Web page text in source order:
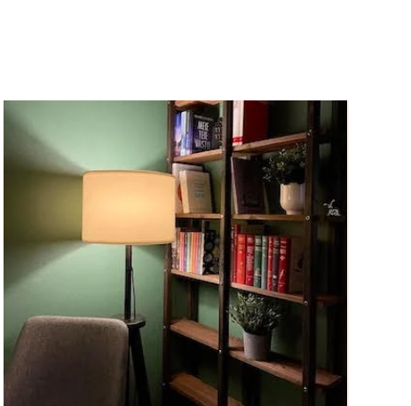
3/7 187x140cm Mahonki”